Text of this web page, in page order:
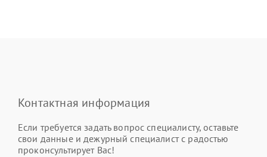
Контактная информация
Если требуется задать вопрос специалисту, оставьте
свои данные и дежурный специалист с радостью
проконсультирует Вас!